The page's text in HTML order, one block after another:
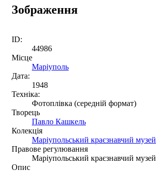
Зображення
ID:
44986
Місце
Маріуполь
Дата:
1948
Техніка:
Фотоплівка (середній формат)
Творець
Павло Кашкель
Колекція
Маріупольський краєзнавчий музей
Правове регулювання
Маріупольський краєзнавчий музей
Опис